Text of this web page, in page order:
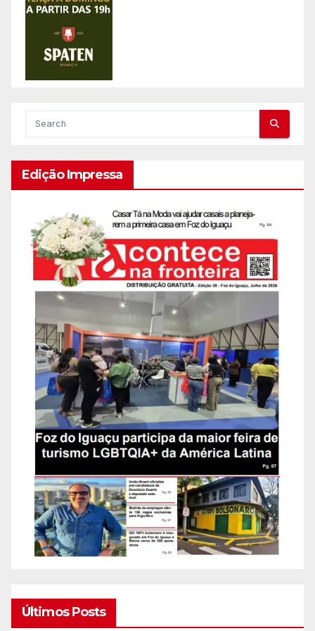
Edição Impressa
Últimos Posts